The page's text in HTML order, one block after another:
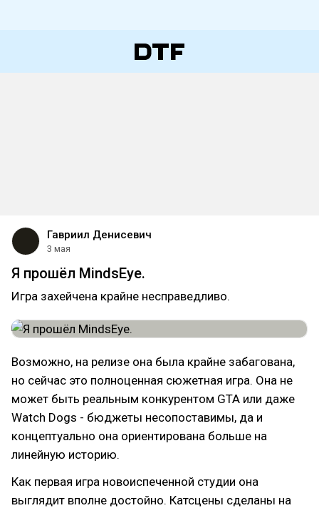
Гавриил Денисевич
3 мая
Я прошёл MindsEye.
Игра захейчена крайне несправедливо.
Возможно, на релизе она была крайне забагована,
но сейчас это полноценная сюжетная игра. Она не
может быть реальным конкурентом GTA или даже
Watch Dogs - бюджеты несопоставимы, да и
концептуально она ориентирована больше на
линейную историю.
Как первая игра новоиспеченной студии она
выглядит вполне достойно. Катсцены сделаны на